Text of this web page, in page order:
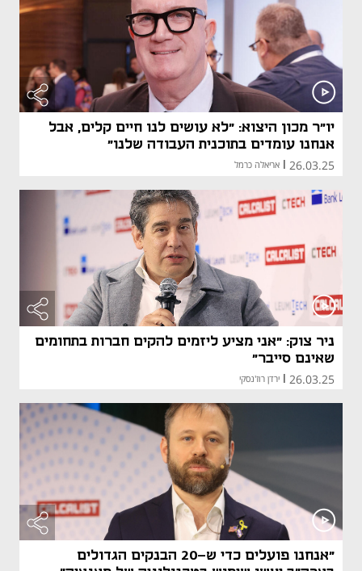
יו"ר מכון היצוא: "לא עושים לנו חיים קלים, אבל
אנחנו עומדים בתוכנית העבודה שלנו"
26.03.25 אריאלה כרמל
ניר צוק: "אני מציע ליזמים להקים חברות בתחומים
שאינם סייבר"
26.03.25 ירדן רוז'נסקי
"אנחנו פועלים כדי ש-20 הבנקים הגדולים